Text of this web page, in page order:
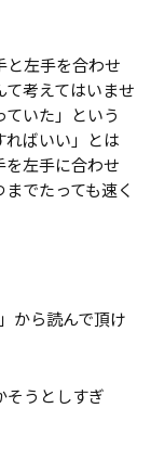
と左手を合わせ
考えてはいませ
いた」という
ればいい」とは
を左手に合わせ
でたっても速く
ら読んで頂け
そうとしすぎ